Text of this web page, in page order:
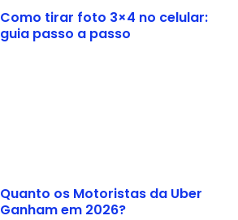
Como tirar foto 3×4 no celular:
guia passo a passo
Quanto os Motoristas da Uber
Ganham em 2026?